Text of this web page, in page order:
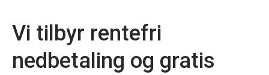
Vi tilbyr rentefri
nedbetaling og gratis